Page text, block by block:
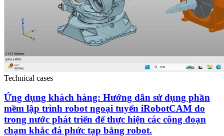
Technical cases
Ứng dụng khách hàng: Hướng dẫn sử dụng phần
mềm lập trình robot ngoại tuyến iRobotCAM do
trong nước phát triển để thực hiện các công đoạn
chạm khắc đá phức tạp bằng robot.